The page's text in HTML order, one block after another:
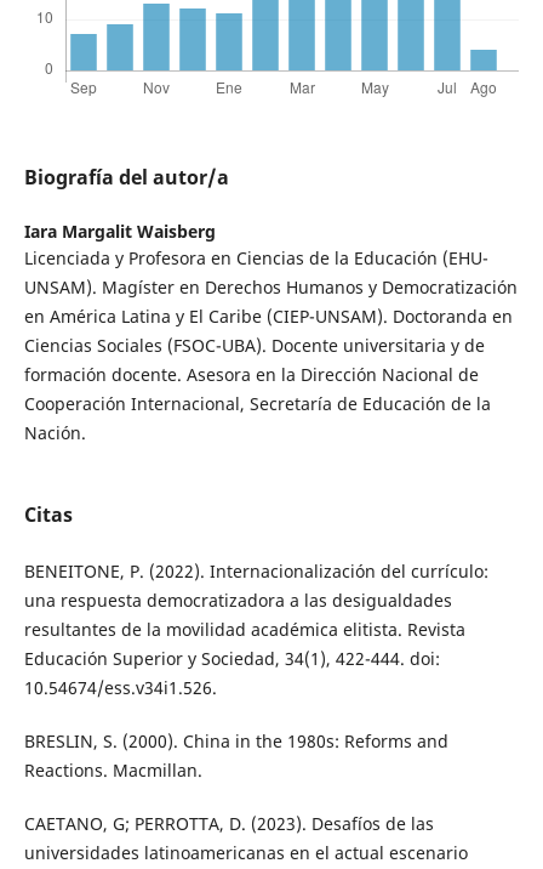
Biografía del autor/a
Iara Margalit Waisberg
Licenciada y Profesora en Ciencias de la Educación (EHU-
UNSAM). Magíster en Derechos Humanos y Democratización
en América Latina y El Caribe (CIEP-UNSAM). Doctoranda en
Ciencias Sociales (FSOC-UBA). Docente universitaria y de
formación docente. Asesora en la Dirección Nacional de
Cooperación Internacional, Secretaría de Educación de la
Nación.
Citas
BENEITONE, P. (2022). Internacionalización del currículo:
una respuesta democratizadora a las desigualdades
resultantes de la movilidad académica elitista. Revista
Educación Superior y Sociedad, 34(1), 422-444. doi:
10.54674/ess.v34i1.526.
BRESLIN, S. (2000). China in the 1980s: Reforms and
Reactions. Macmillan.
CAETANO, G; PERROTTA, D. (2023). Desafíos de las
universidades latinoamericanas en el actual escenario